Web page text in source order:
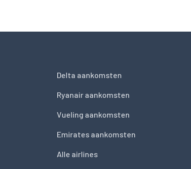
Delta aankomsten
Ryanair aankomsten
Vueling aankomsten
Emirates aankomsten
Alle airlines